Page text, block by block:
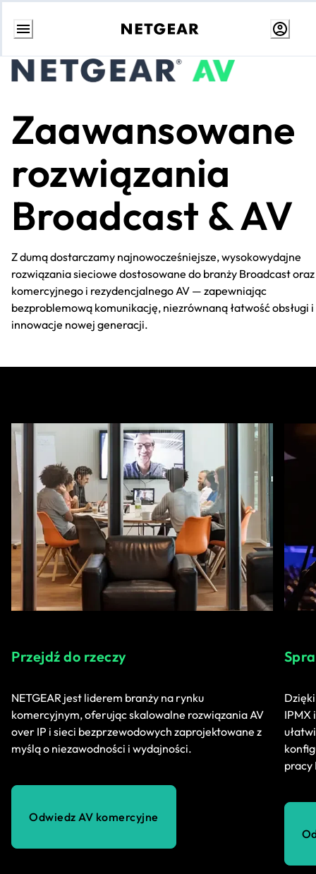
Przejdź
treści
Zaawansowane
rozwiązania
Broadcast & AV
Z dumą dostarczamy najnowocześniejsze, wysokowydajne
rozwiązania sieciowe dostosowane do branży Broadcast oraz
komercyjnego i rezydencjalnego AV — zapewniając
bezproblemową komunikację, niezrównaną łatwość obsługi i
innowacje nowej generacji.
Przejdź do rzeczy
NETGEAR jest liderem branży na rynku
komercyjnym, oferując skalowalne rozwiązania AV
over IP i sieci bezprzewodowych zaprojektowane z
myślą o niezawodności i wydajności.
Odwiedz AV komercyjne
IPMX
pracy